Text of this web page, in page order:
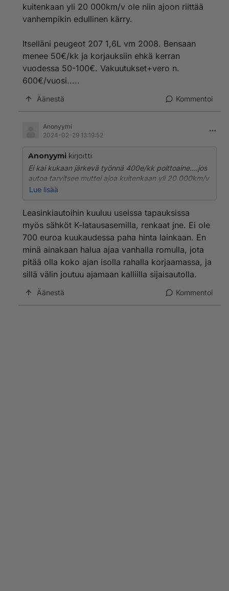
kuitenkaan yli 20 000km/v ole niin ajoon riittää
vanhempikin edullinen kärry.
Itselläni peugeot 207 1,6L vm 2008. Bensaan
menee 50€/kk ja korjauksiin ehkä kerran
vuodessa 50-100€. Vakuutukset+vero n.
600€/vuosi.....
Äänestä Kommentoi
Anonyymi
2024-02-29 13:19:52
Anonyymi kirjoitti:
Ei kai kukaan järkevä työnnä 400e/kk polttoaine....jos
autoa tarvitsee muttei ajoa kuitenkaan yli 20 000km/v
ole niin ajoon riittää vanhempikin edullinen kärry.
Itselläni peugeot 207 1,6L vm 2008. Bensaan menee
50€/kk ja korjauksiin ehkä kerran vuodessa 50-100€.
Vakuutukset vero n. 600€/vuosi.....
Lue lisää
Leasinkiautoihin kuuluu useissa tapauksissa
myös sähköt K-latausasemilla, renkaat jne. Ei ole
700 euroa kuukaudessa paha hinta lainkaan. En
minä ainakaan halua ajaa vanhalla romulla, jota
pitää olla koko ajan isolla rahalla korjaamassa, ja
sillä välin joutuu ajamaan kalliilla sijaisautolla.
Äänestä Kommentoi